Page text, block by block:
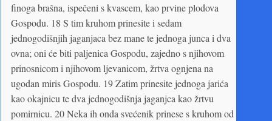
finoga brašna, ispečeni s kvascem, kao prvine plodova
Gospodu. 18 S tim kruhom prinesite i sedam
jednogodišnjih jaganjaca bez mane te jednoga junca i dva
ovna; oni će biti paljenica Gospodu, zajedno s njihovom
prinosnicom i njihovom ljevanicom, žrtva ognjena na
ugodan miris Gospodu. 19 Zatim prinesite jednoga jarića
kao okajnicu te dva jednogodišnja jaganjca kao žrtvu
pomirnicu. 20 Neka ih onda svećenik prinese s kruhom od